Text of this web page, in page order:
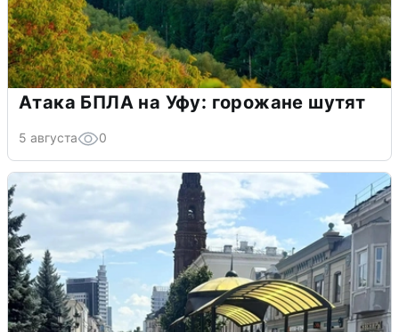
Атака БПЛА на Уфу: горожане шутят
5 августа 0